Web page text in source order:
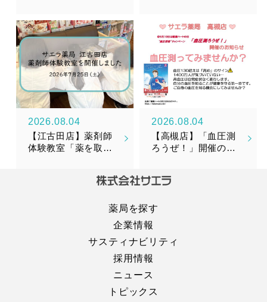
（かんびとうか）』
新発売のお知らせ
2026.08.04
【江古田店】薬剤師
体験教室「薬を取り
2026.08.04
【高槻店】「血圧測
ろうぜ！」開催のお
薬局を探す
企業情報
サスティナビリティ
採用情報
ニュース
トピックス